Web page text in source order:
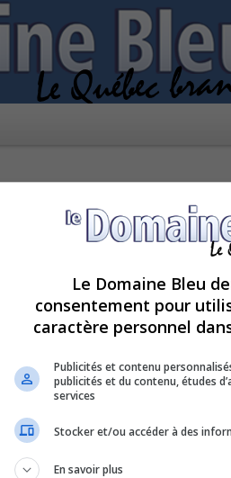
Le Domaine Bleu
consentement pour
caractère personnel
Publicités et contenu
publicités et du contenu, études
services
Stocker et/ou accéder à des
En savoir plus